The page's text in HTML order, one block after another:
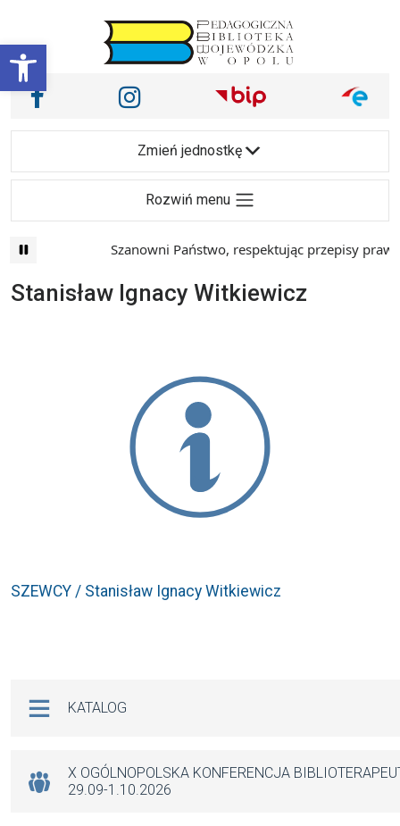
Otwórz pasek narzędzi
Main Navigation
Nasze media społecznościowe i inne
Facebook Instagram
Zmień jednostkę
Rozwiń menu
Szanowni Państwo, respektując przepisy
Stanisław Ignacy Witkiewicz
SZEWCY / Stanisław Ignacy Witkiewicz
KATALOG
X OGÓLNOPOLSKA KONFERENCJA
29.09-1.10.2026